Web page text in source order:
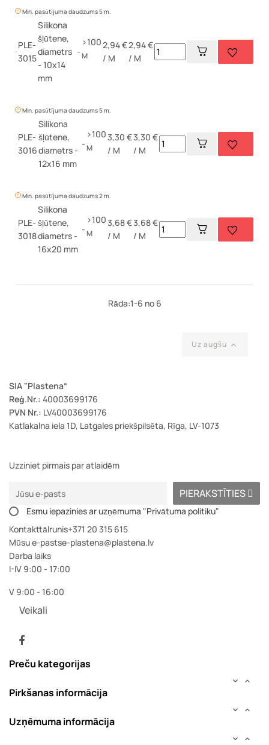
Min. pasūtījuma daudzums 5 m.
PLE-
3015
Silikona
šļūtene,
diametrs
- 10x14
mm
-
>100
M
2,94 €
/ M
2,94 €
/ M
Min. pasūtījuma daudzums 5 m.
PLE-
3016
Silikona
šļūtene,
diametrs -
12x16 mm
-
>100
M
3,30 €
/ M
3,30 €
/ M
Min. pasūtījuma daudzums 2 m.
PLE-
3018
Silikona
šļūtene,
diametrs -
16x20 mm
-
>100
M
3,68 €
/ M
3,68 €
/ M
Rāda:1-6 no 6
Uz augšu 
SIA "Plastena“
Reģ.Nr.: 40003699176
PVN Nr.: LV40003699176
Katlakalna iela 1D, Latgales priekšpilsēta, Rīga, LV-1073
Uzziniet pirmais par atlaidēm
PIERAKSTĪTIES
Esmu iepazinies ar uzņēmuma "Privātuma politiku"
Kontakttālrunis+371 20 315 615
Mūsu e-pastse-plastena@plastena.lv
Darba laiks
I-IV 9:00 - 17:00
V 9:00 - 16:00
Veikali
Preču kategorijas
 
Pirkšanas informācija
 
Uzņēmuma informācija
 